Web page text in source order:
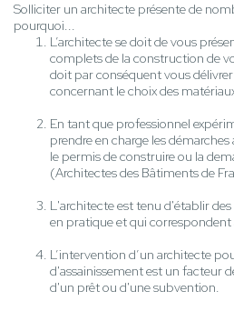
Solliciter un architecte présente de
pourquoi...
L’architecte se doit de vous
complets de la construction de
doit par conséquent vous
concernant le choix des
En tant que professionnel
prendre en charge les
le permis de construire ou la
(Architectes des Bâtiments de
L'architecte est tenu d'établir
en pratique et qui
L’intervention d’un architecte
d'assainissement est un facteur
d'un prêt ou d'une subvention.